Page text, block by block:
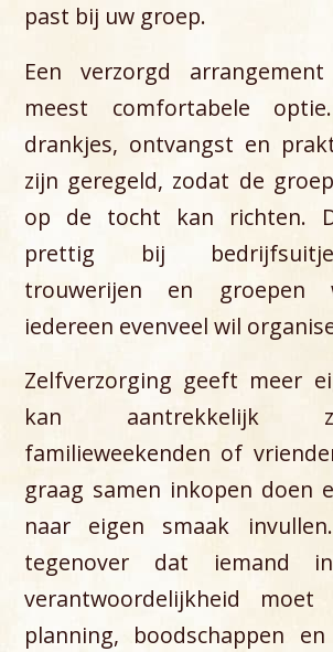
past bij uw groep.
Een verzorgd
meest comfortabele
drankjes, ontvangst en
zijn geregeld, zodat de
op de tocht kan richten.
prettig bij
trouwerijen en groepen
iedereen evenveel wil
Zelfverzorging geeft meer
kan aantrekkelijk
familieweekenden of
graag samen inkopen doen
naar eigen smaak
tegenover dat iemand
verantwoordelijkheid
planning, boodschappen